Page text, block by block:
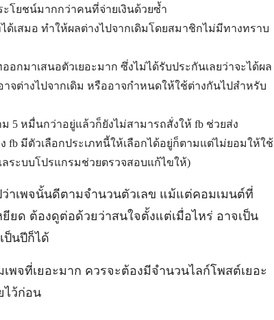
โยชน์มากกว่าคนที่จ่ายเงินด้วยซ้ำ
ด้เสมอ ทำให้ผลต่างไปจากเดิมโดยสมาชิกไม่มีทางทราบ
มาเสนอตัวเยอะมาก ซึ่งไม่ได้รับประกันเลยว่าจะได้ผล
จต่างไปจากเดิม หรืออาจกำหนดให้ใช้ต่างกันไปสำหรับ
ม 5 หมื่นกว่าอยู่แล้วก็ยังไม่สามารถสั่งให้ fb ช่วยส่ง
มีตัวเลือกประเภทนี้ให้เลือกได้อยู่ก็ตามแต่ไม่ยอมให้ใช้
ระบบโปรแกรมช่วยตรวจสอบแก้ไขให้)
ว่าเพจนั้นดีตามจำนวนตัวเลข แม้แต่คอมเมนต์ที่
ยด ต้องดูต่อด้วยว่าสนใจตั้งแต่เมื่อไหร่ อาจเป็น
ป็นปีก็ได้
พจที่เยอะมาก ควรจะต้องมีจำนวนไลก์โพสต์เยอะ
ไว้ก่อน